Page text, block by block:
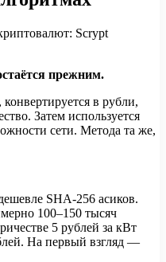
Scrypt
прежним.
в рубли,
Затем используется
сети. Метода та же,
SHA-256 асиков.
100–150 тысяч
5 рублей за кВт
На первый взгляд —